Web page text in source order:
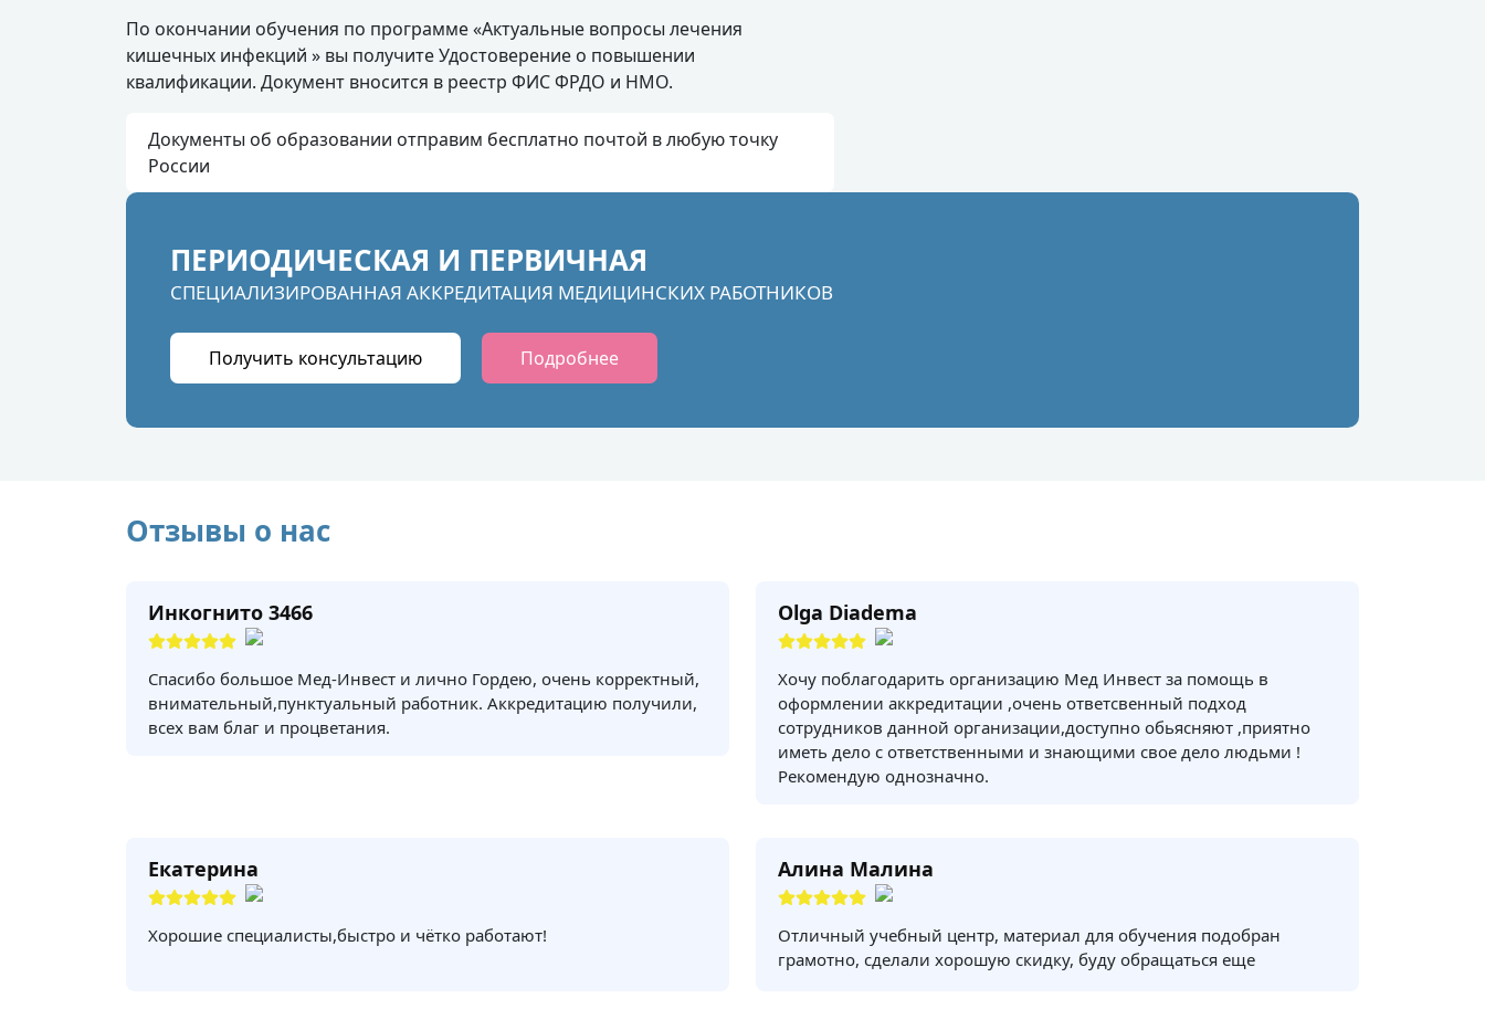
По окончании обучения по программе «Актуальные вопросы лечения
кишечных инфекций » вы получите Удостоверение о повышении
квалификации. Документ вносится в реестр ФИС ФРДО и НМО.
Документы об образовании отправим бесплатно почтой в любую точку
России
ПЕРИОДИЧЕСКАЯ И ПЕРВИЧНАЯ
СПЕЦИАЛИЗИРОВАННАЯ АККРЕДИТАЦИЯ МЕДИЦИНСКИХ РАБОТНИКОВ
Получить консультацию Подробнее
Отзывы о нас
Инкогнито 3466
Спасибо большое Мед-Инвест и лично Гордею, очень корректный,
внимательный,пунктуальный работник. Аккредитацию получили,
всех вам благ и процветания.
Olga Diadema
Хочу поблагодарить организацию Мед Инвест за помощь в
оформлении аккредитации ,очень ответсвенный подход
сотрудников данной организации,доступно обьясняют ,приятно
иметь дело с ответственными и знающими свое дело людьми !
Рекомендую однозначно.
Екатерина
Хорошие специалисты,быстро и чётко работают!
Алина Малина
Отличный учебный центр, материал для обучения подобран
грамотно, сделали хорошую скидку, буду обращаться еще